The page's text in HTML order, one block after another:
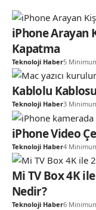
iPhone Arayan
Kapatma
Teknoloji Haber5
Kablolu
Teknoloji Haber3
iPhone Video
Teknoloji Haber4
Mi TV Box 4K
Nedir?
Teknoloji Haber6